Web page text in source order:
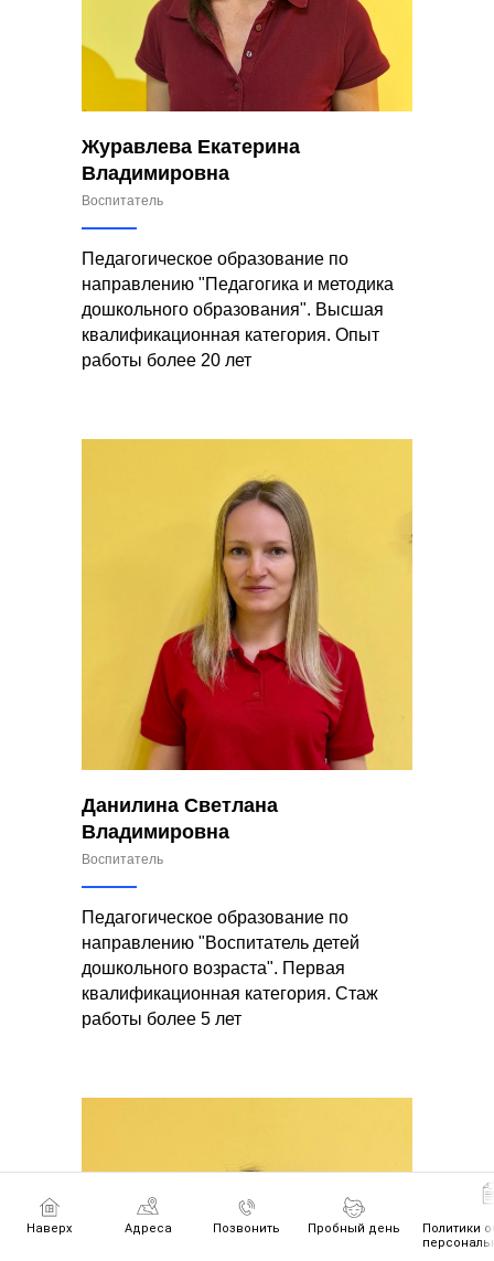
Журавлева Екатерина
Владимировна
Воспитатель
Педагогическое образование по
направлению "Педагогика и методика
дошкольного образования". Высшая
квалификационная категория. Опыт
работы более 20 лет
Данилина Светлана
Владимировна
Воспитатель
Педагогическое образование по
направлению "Воспитатель детей
дошкольного возраста". Первая
квалификационная категория. Стаж
работы более 5 лет
Наверх Адреса Позвонить Пробный день
Политики